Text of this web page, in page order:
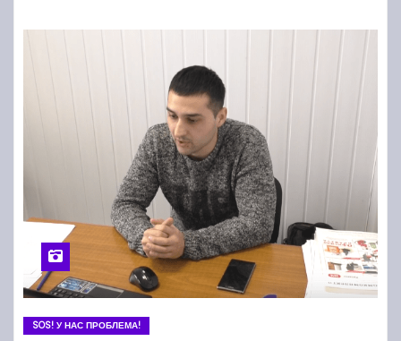
SOS! У НАС ПРОБЛЕМА!